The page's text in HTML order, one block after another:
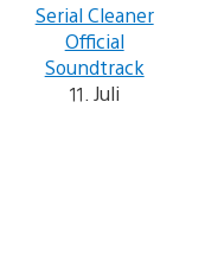
Serial Cleaner
Official
Soundtrack
11. Juli